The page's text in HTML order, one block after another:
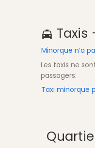
Taxis
Minorque n’a
Les taxis ne
passagers.
Taxi minorque